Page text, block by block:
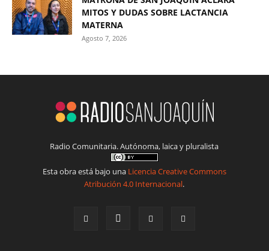
MITOS Y DUDAS SOBRE LACTANCIA
MATERNA
Agosto 7, 2026
Radio Comunitaria. Autónoma, laica y pluralista
Esta obra está bajo una Licencia Creative Commons
Atribución 4.0 Internacional.